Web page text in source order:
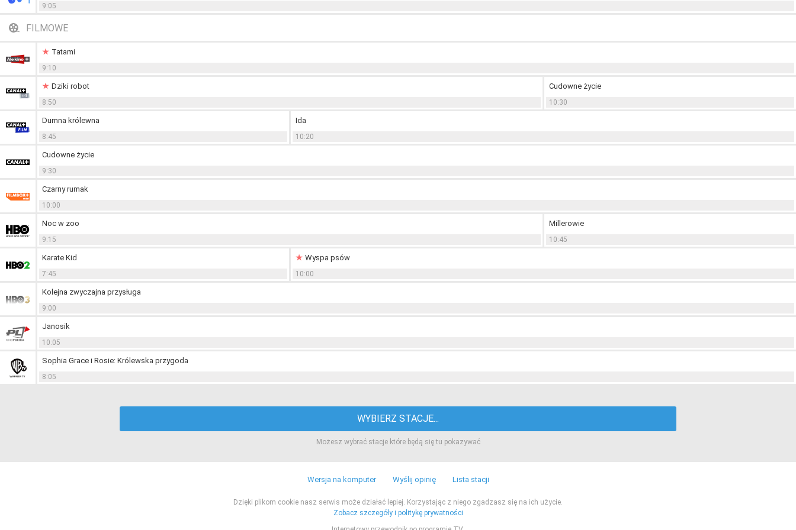
9:05
FILMOWE
Tatami
9:10
Dziki robot
8:50
Cudowne życie
10:30
Dumna królewna
8:45
Ida
10:20
Cudowne życie
9:30
Czarny rumak
10:00
Noc w zoo
9:15
Millerowie
10:45
Karate Kid
7:45
Wyspa psów
10:00
Kolejna zwyczajna przysługa
9:00
Janosik
10:05
Sophia Grace i Rosie: Królewska przygoda
8:05
WYBIERZ STACJE...
Możesz wybrać stacje które będą się tu pokazywać
Wersja na komputer Wyślij opinię Lista stacji
Dzięki plikom cookie nasz serwis może działać lepiej. Korzystając z niego zgadzasz się na ich użycie.
Zobacz szczegóły i politykę prywatności